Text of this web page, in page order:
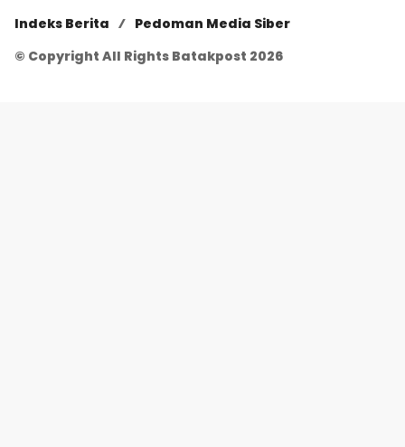
Indeks Berita
Pedoman Media Siber
© Copyright All Rights Batakpost 2026